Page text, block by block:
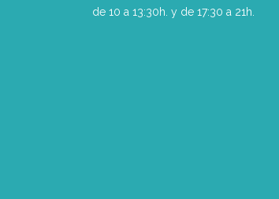
de 10 a 13:30h. y de 17:30 a 21h.